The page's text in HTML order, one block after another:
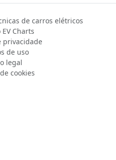
de carros elétricos
Charts
privacidade
de uso
legal
cookies